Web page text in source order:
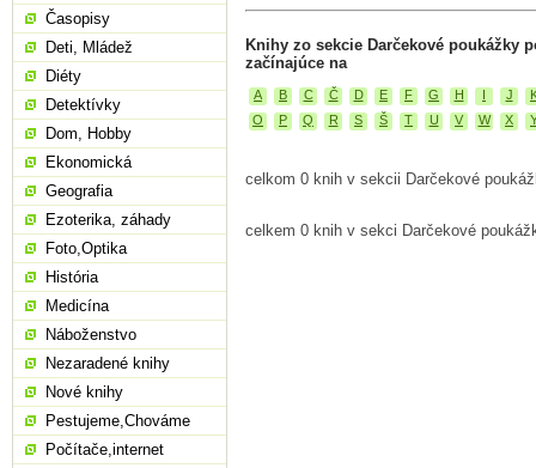
Knihy zo sekcie Darčekové poukážky
začínajúce na
A B C Č D E F G H I J
O
P Q R S Š T U V W X
celkom 0 knih v sekcii Darčekové
celkem 0 knih v sekci Darčekové
Časopisy
Deti, Mládež
Diéty
Detektívky
Dom, Hobby
Ekonomická
Geografia
Ezoterika, záhady
Foto,Optika
História
Medicína
Náboženstvo
Nezaradené knihy
Nové knihy
Pestujeme,Chováme
Počítače,internet